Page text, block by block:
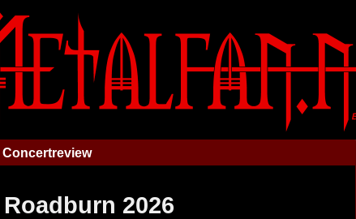
Concertreview
Roadburn 2026